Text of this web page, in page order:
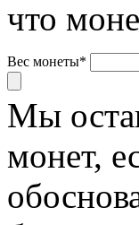
что
Вес монеты*
Мы
монет,